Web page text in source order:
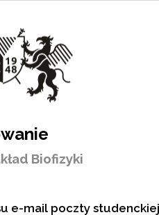
Biofizyki
e-mail poczty studenckiej